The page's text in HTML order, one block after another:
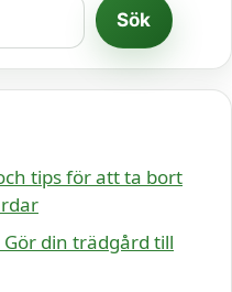
Sök
tips för att ta bort
din trädgård till